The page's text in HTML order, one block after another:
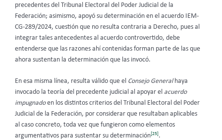
precedentes del Tribunal Electoral del Poder Judicial de la
Federación; asimismo, apoyó su determinación en el acuerdo IEM-
CG-289/2024, cuestión que no resulta contraria a Derecho, pues al
integrar tales antecedentes al acuerdo controvertido, debe
entenderse que las razones ahí contenidas forman parte de las que
ahora sustentan la determinación que las invocó.
En esa misma línea, resulta válido que el Consejo Generalhaya
invocado la teoría del precedente judicial al apoyar el acuerdo
impugnadoen los distintos criterios del Tribunal Electoral del Poder
Judicial de la Federación, por considerar que resultaban aplicables
al caso concreto, toda vez que fungieron como elementos
argumentativos para sustentar su determinación[25].